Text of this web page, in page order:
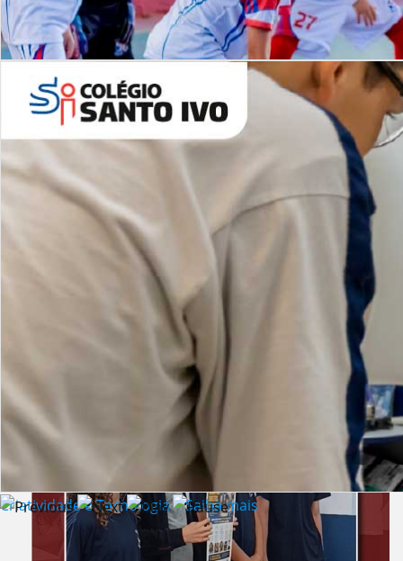
Desafios | Saiba mais
Criatividade e Tecnologia | Saiba mais